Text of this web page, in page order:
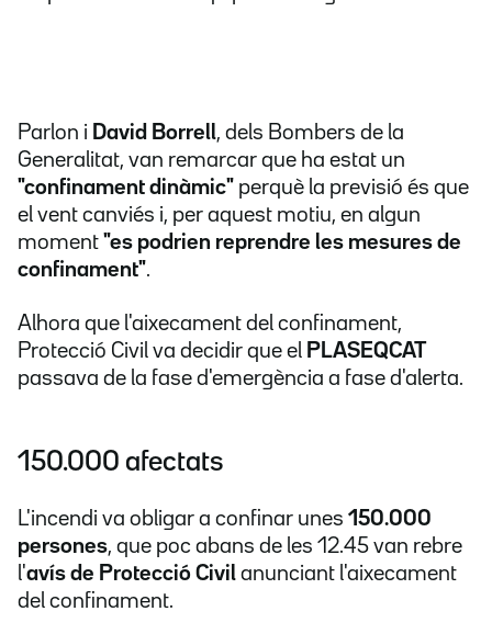
Parlon i David Borrell, dels Bombers de la
Generalitat, van remarcar que ha estat un
"confinament dinàmic" perquè la previsió és que
el vent canviés i, per aquest motiu, en algun
moment "es podrien reprendre les mesures de
confinament".
Alhora que l'aixecament del confinament,
Protecció Civil va decidir que el PLASEQCAT
passava de la fase d'emergència a fase d'alerta.
150.000 afectats
L'incendi va obligar a confinar unes 150.000
persones, que poc abans de les 12.45 van rebre
l'avís de Protecció Civil anunciant l'aixecament
del confinament.